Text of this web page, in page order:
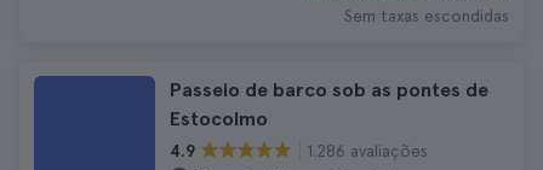
Sem taxas escondidas
Passeio de barco sob as pontes de
Estocolmo
4.9
1.286 avaliações